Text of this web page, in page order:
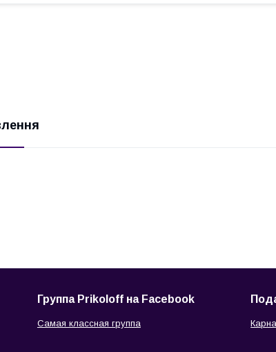
Группа Prikoloff на Facebook
Самая классная группа